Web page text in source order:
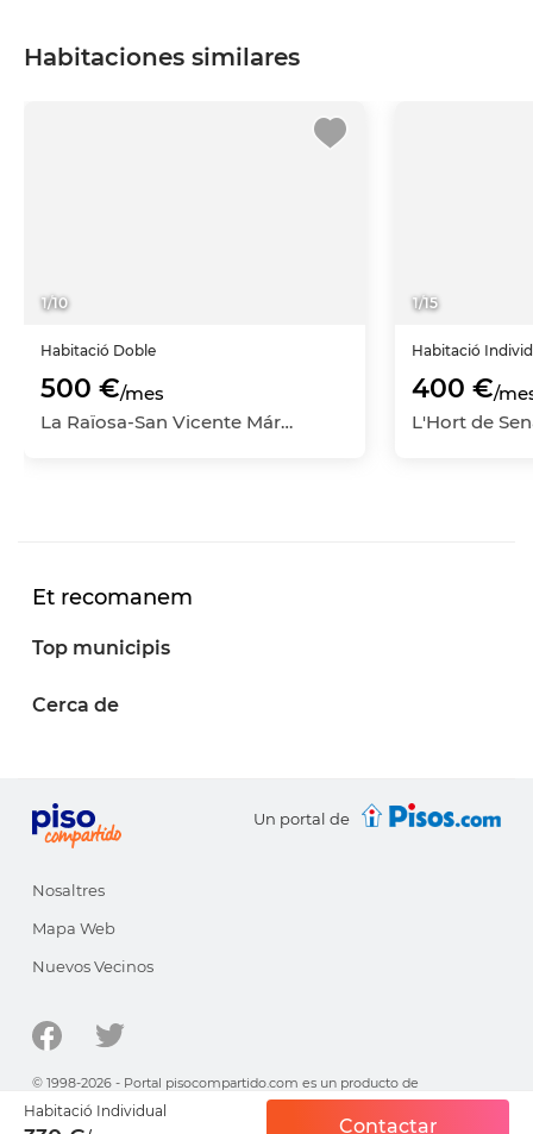
Habitaciones similares
1/10
Habitació Doble
500 €/mes
La Raïosa-San Vicente Mártir, Jesús, València Capital, València
1/15
Habitació
400 €/
Habitació Individual
Contactar
Et recomanem
Top municipis
Cerca de
Un portal de
Nosaltres
Mapa Web
Nuevos Vecinos
© 1998-2026 - Portal pisocompartido.com es un producto de
Aviso legal y política de privacidad
Política de cookies